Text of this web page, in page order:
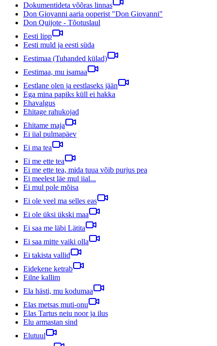
Dokumentideta võõras linnas
Don Giovanni aaria ooperist "Don Giovanni"
Don Quijote - Tõotuslaul
Eesti lipp
Eesti muld ja eesti süda
Eestimaa (Tuhanded külad)
Eestimaa, mu isamaa
Eestlane olen ja eestlaseks jään
Ega mina papiks küll ei hakka
Ehavalgus
Ehitage rahukojad
Ehitame maja
Ei iial pulmapäev
Ei ma tea
Ei me ette tea
Ei me ette tea, mida tuua võib purjus pea
Ei meelest läe mul iial...
Ei mul pole mõisa
Ei ole veel ma selles eas
Ei ole üksi ükski maa
Ei saa me läbi Lätita
Ei saa mitte vaiki olla
Ei takista vallid
Eidekene ketrab
Eilne kallim
Ela hästi, mu kodumaa
Elas metsas muti-onu
Elas Tartus neiu noor ja ilus
Elu armastan sind
Elutuul